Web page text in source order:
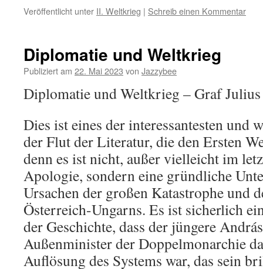
Veröffentlicht unter II. Weltkrieg | Schreib einen Kommentar
Diplomatie und Weltkrieg
Publiziert am 22. Mai 2023 von Jazzybee
Diplomatie und Weltkrieg – Graf
Dies ist eines der interessantesten und
der Flut der Literatur, die den Ersten
denn es ist nicht, außer vielleicht im
Apologie, sondern eine gründliche
Ursachen der großen Katastrophe und
Österreich-Ungarns. Es ist sicherlich
der Geschichte, dass der jüngere
Außenminister der Doppelmonarchie
Auflösung des Systems war, das sein